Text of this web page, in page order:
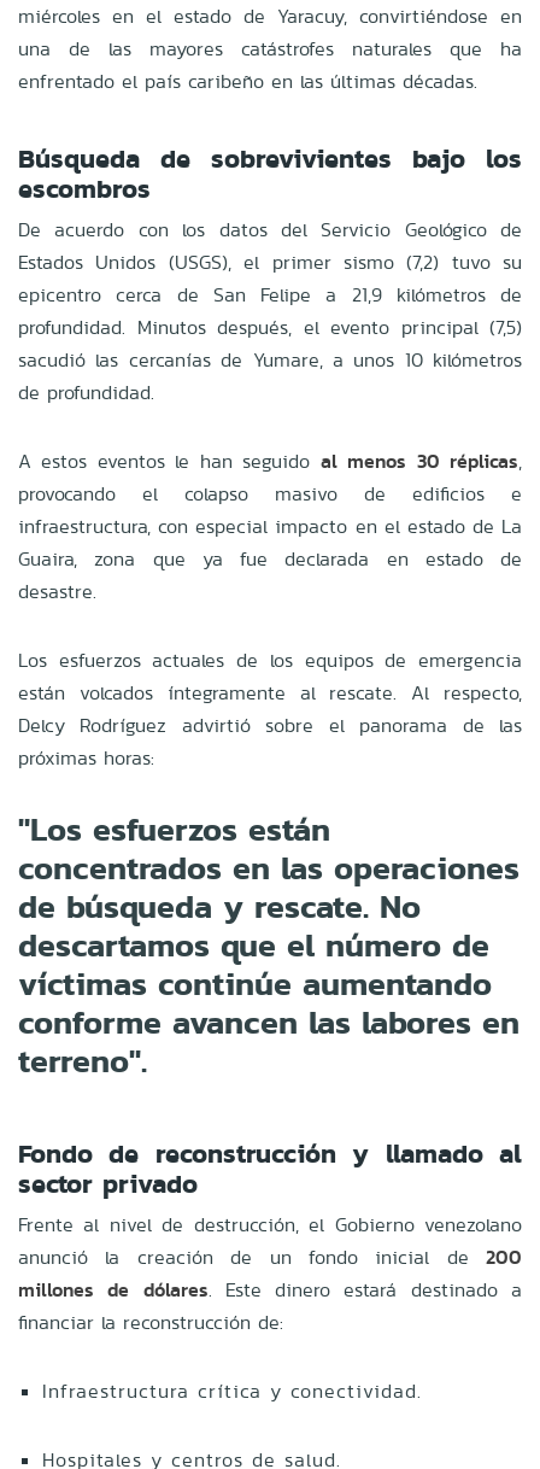
miércoles en el estado de Yaracuy, convirtiéndose en
una de las mayores catástrofes naturales que ha
enfrentado el país caribeño en las últimas décadas.
Búsqueda de sobrevivientes bajo los
escombros
De acuerdo con los datos del Servicio Geológico de
Estados Unidos (USGS), el primer sismo (7,2) tuvo su
epicentro cerca de San Felipe a 21,9 kilómetros de
profundidad. Minutos después, el evento principal (7,5)
sacudió las cercanías de Yumare, a unos 10 kilómetros
de profundidad.
A estos eventos le han seguido al menos 30 réplicas,
provocando el colapso masivo de edificios e
infraestructura, con especial impacto en el estado de La
Guaira, zona que ya fue declarada en estado de
desastre.
Los esfuerzos actuales de los equipos de emergencia
están volcados íntegramente al rescate. Al respecto,
Delcy Rodríguez advirtió sobre el panorama de las
próximas horas:
"Los esfuerzos están
concentrados en las operaciones
de búsqueda y rescate. No
descartamos que el número de
víctimas continúe aumentando
conforme avancen las labores en
terreno".
Fondo de reconstrucción y llamado al
sector privado
Frente al nivel de destrucción, el Gobierno venezolano
anunció la creación de un fondo inicial de 200
millones de dólares. Este dinero estará destinado a
financiar la reconstrucción de:
Infraestructura crítica y conectividad.
Hospitales y centros de salud.